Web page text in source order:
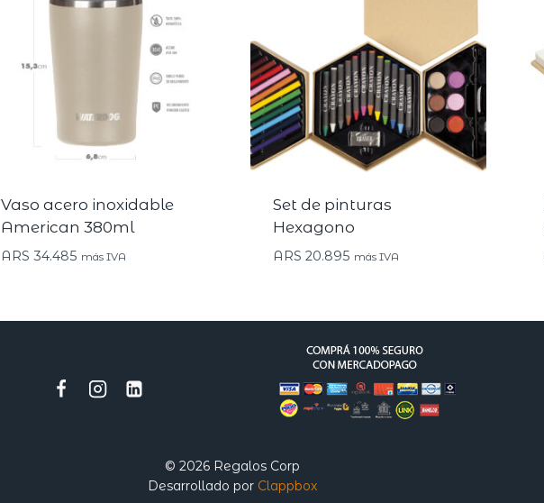
Vaso acero inoxidable
American 380ml
ARS 34.485 más IVA
Set de pinturas
Hexagono
ARS 20.895 más IVA
© 2026 Regalos Corp
Desarrollado por Clappbox